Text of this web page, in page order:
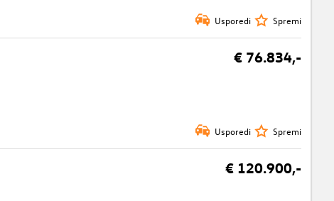
Usporedi Spremi
€ 76.834,-
Usporedi Spremi
€ 120.900,-